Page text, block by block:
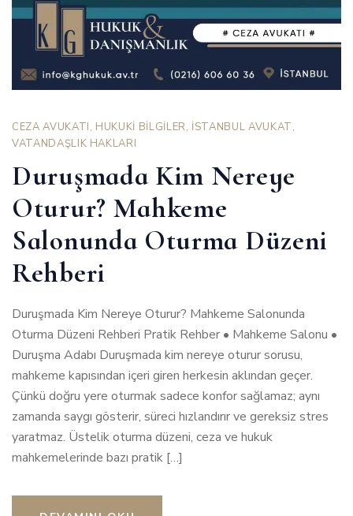
CEZA AVUKATI, HUKUKİ BİLGİLER, İSTANBUL AVUKAT,
VATANDAŞLIK HAKLARI
Duruşmada Kim Nereye
Oturur? Mahkeme
Salonunda Oturma Düzeni
Rehberi
Duruşmada Kim Nereye Oturur? Mahkeme Salonunda
Oturma Düzeni Rehberi Pratik Rehber • Mahkeme Salonu •
Duruşma Adabı Duruşmada kim nereye oturur sorusu,
mahkeme kapısından içeri giren herkesin aklından geçer.
Çünkü doğru yere oturmak sadece konfor sağlamaz; aynı
zamanda saygı gösterir, süreci hızlandırır ve gereksiz stres
yaratmaz. Üstelik oturma düzeni, ceza ve hukuk
mahkemelerinde bazı pratik […]